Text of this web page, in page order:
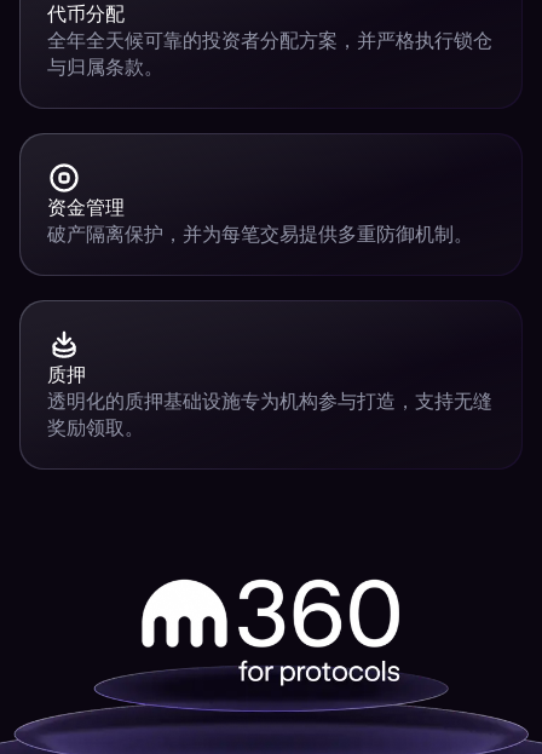
代币分配
全年全天候可靠的投资者分配方案，并严格执行锁仓
与归属条款。
资金管理
破产隔离保护，并为每笔交易提供多重防御机制。
质押
透明化的质押基础设施专为机构参与打造，支持无缝
奖励领取。